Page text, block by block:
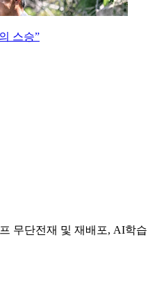
스승”
무단전재 및 재배포, AI학습